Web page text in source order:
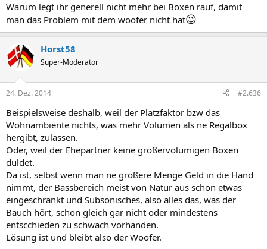
Warum legt ihr generell nicht mehr bei Boxen rauf, damit
man das Problem mit dem woofer nicht hat😉
Horst58
Super-Moderator
24. Dez. 2014 #2.636
Beispielsweise deshalb, weil der Platzfaktor bzw das
Wohnambiente nichts, was mehr Volumen als ne Regalbox
hergibt, zulassen.
Oder, weil der Ehepartner keine größervolumigen Boxen
duldet.
Da ist, selbst wenn man ne größere Menge Geld in die Hand
nimmt, der Bassbereich meist von Natur aus schon etwas
eingeschränkt und Subsonisches, also alles das, was der
Bauch hört, schon gleich gar nicht oder mindestens
entscchieden zu schwach vorhanden.
Lösung ist und bleibt also der Woofer.